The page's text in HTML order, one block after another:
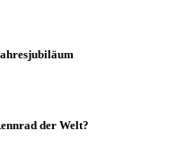
der Welt?